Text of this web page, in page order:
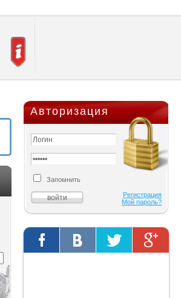
Авторизация
Запомнить
Регистрация
Мой пароль?